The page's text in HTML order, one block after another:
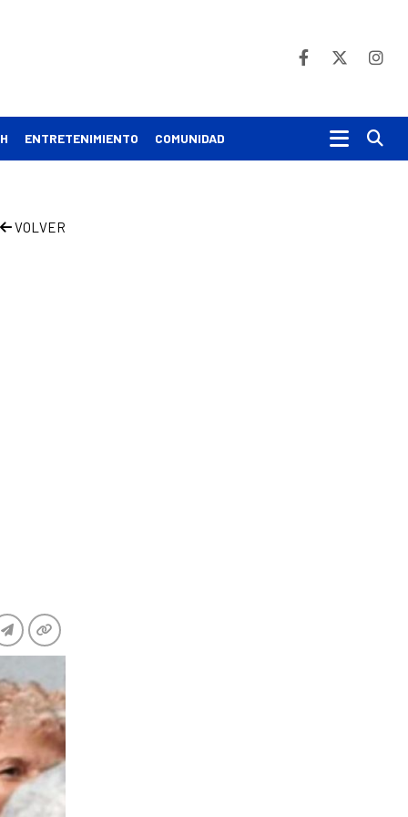
ENTRETENIMIENTO COMUNIDAD
VOLVER